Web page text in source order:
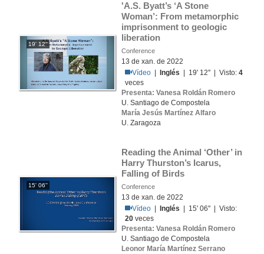
19' 12''
'A.S. Byatt’s ‘A Stone
Woman’: From metamorphic
imprisonment to geologic
liberation
Conference
13 de xan. de 2022
Vídeo
Inglés | 19' 12'' | Visto:4
veces
Presenta: Vanesa Roldán Romero
U. Santiago de Compostela
María Jesús Martínez Alfaro
U. Zaragoza
15' 06''
Reading the Animal ‘Other’ in
Harry Thurston’s Icarus,
Falling of Birds
Conference
13 de xan. de 2022
Vídeo
Inglés | 15' 06'' | Visto:
20 veces
Presenta: Vanesa Roldán Romero
U. Santiago de Compostela
Leonor María Martínez Serrano